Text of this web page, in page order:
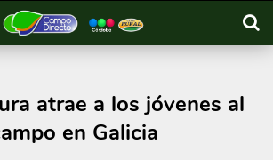
atrae a los jóvenes al
en Galicia